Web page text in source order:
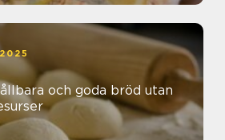
och goda bröd utan